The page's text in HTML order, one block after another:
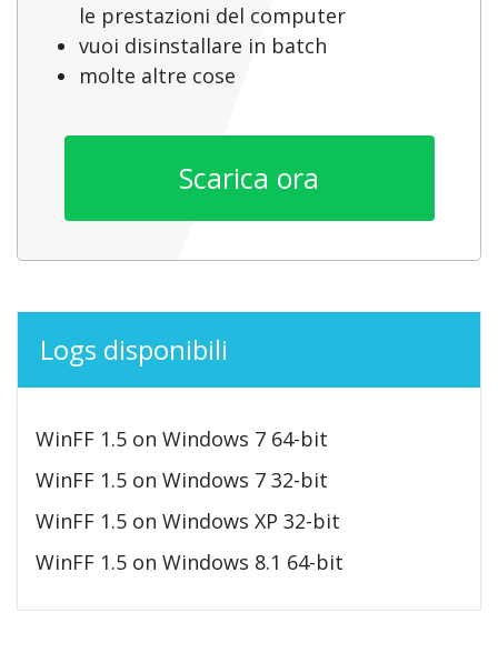
le prestazioni del computer
vuoi disinstallare in batch
molte altre cose
Scarica ora
Logs disponibili
WinFF 1.5 on Windows 7 64-bit
WinFF 1.5 on Windows 7 32-bit
WinFF 1.5 on Windows XP 32-bit
WinFF 1.5 on Windows 8.1 64-bit